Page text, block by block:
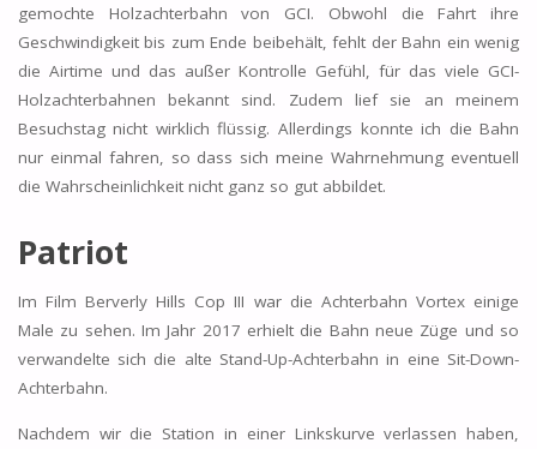
gemochte Holzachterbahn von GCI. Obwohl die Fahrt ihre
Geschwindigkeit bis zum Ende beibehält, fehlt der Bahn ein wenig
die Airtime und das außer Kontrolle Gefühl, für das viele GCI-
Holzachterbahnen bekannt sind. Zudem lief sie an meinem
Besuchstag nicht wirklich flüssig. Allerdings konnte ich die Bahn
nur einmal fahren, so dass sich meine Wahrnehmung eventuell
die Wahrscheinlichkeit nicht ganz so gut abbildet.
Patriot
Im Film Berverly Hills Cop III war die Achterbahn Vortex einige
Male zu sehen. Im Jahr 2017 erhielt die Bahn neue Züge und so
verwandelte sich die alte Stand-Up-Achterbahn in eine Sit-Down-
Achterbahn.
Nachdem wir die Station in einer Linkskurve verlassen haben,